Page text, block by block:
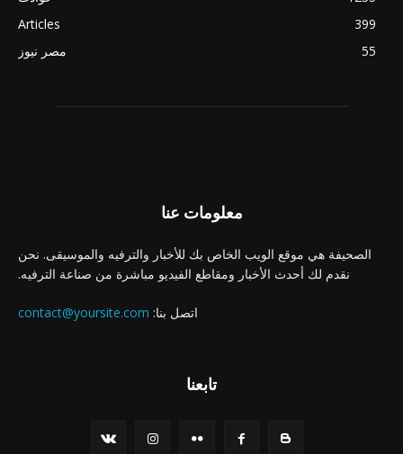
Articles
399
مصر نيوز
55
معلومات عنا
الصحيفة هي موقع الويب الخاص بك للأخبار والترفيه والموسيقى. نحن
نقدم لك أحدث الأخبار ومقاطع الفيديو مباشرة من صناعة الترفيه.
اتصل بنا: contact@yoursite.com
تابعنا